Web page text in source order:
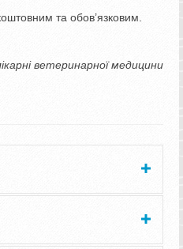
та обов’язковим.
ветеринарної медицини